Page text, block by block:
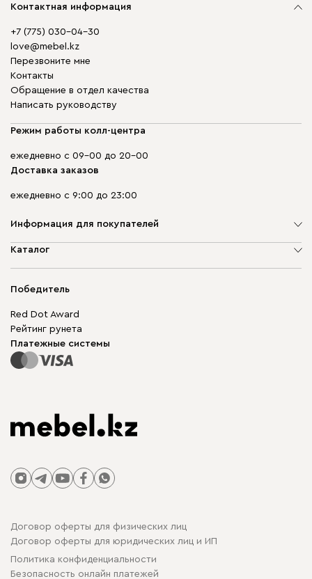
Контактная информация
+7 (775) 030-04-30
love@mebel.kz
Перезвоните мне
Контакты
Обращение в отдел качества
Написать руководству
Режим работы колл-центра
ежедневно с 09-00 до 20-00
Доставка заказов
ежедневно с 9:00 до 23:00
Информация для покупателей
О компании
Гарантия
Для бизнеса
Карта сайта
Каталог
Корпусная мебель
Модульная мебель
Столы и стулья
Победитель
Red Dot Award
Рейтинг рунета
Платежные системы
Договор оферты для физических лиц
Договор оферты для юридических лиц и ИП
Политика конфиденциальности
Безопасность онлайн платежей